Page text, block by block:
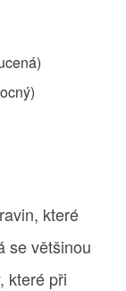
které
se většinou
které při